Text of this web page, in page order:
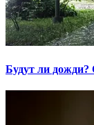
Будут ли дожди?